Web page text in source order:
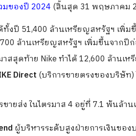
มของปี 2024 (สิ้นสุด 31 พฤษภาคม
ด้ทั้งปี 51,400 ล้านเหรียญสหรัฐฯ เ
ล้านเหรียญสหรัฐฯ เพิ่มขึ้นจากปี
าสสุดท้าย Nike ทำได้ 12,600 ล้านเ
Direct (บริการขายตรงของบริษัท
ขายส่ง ในไตรมาส 4 อยู่ที่ 7.1 พันล้า
ผู้บริหารระดับสูงฝ่ายการเงินของ